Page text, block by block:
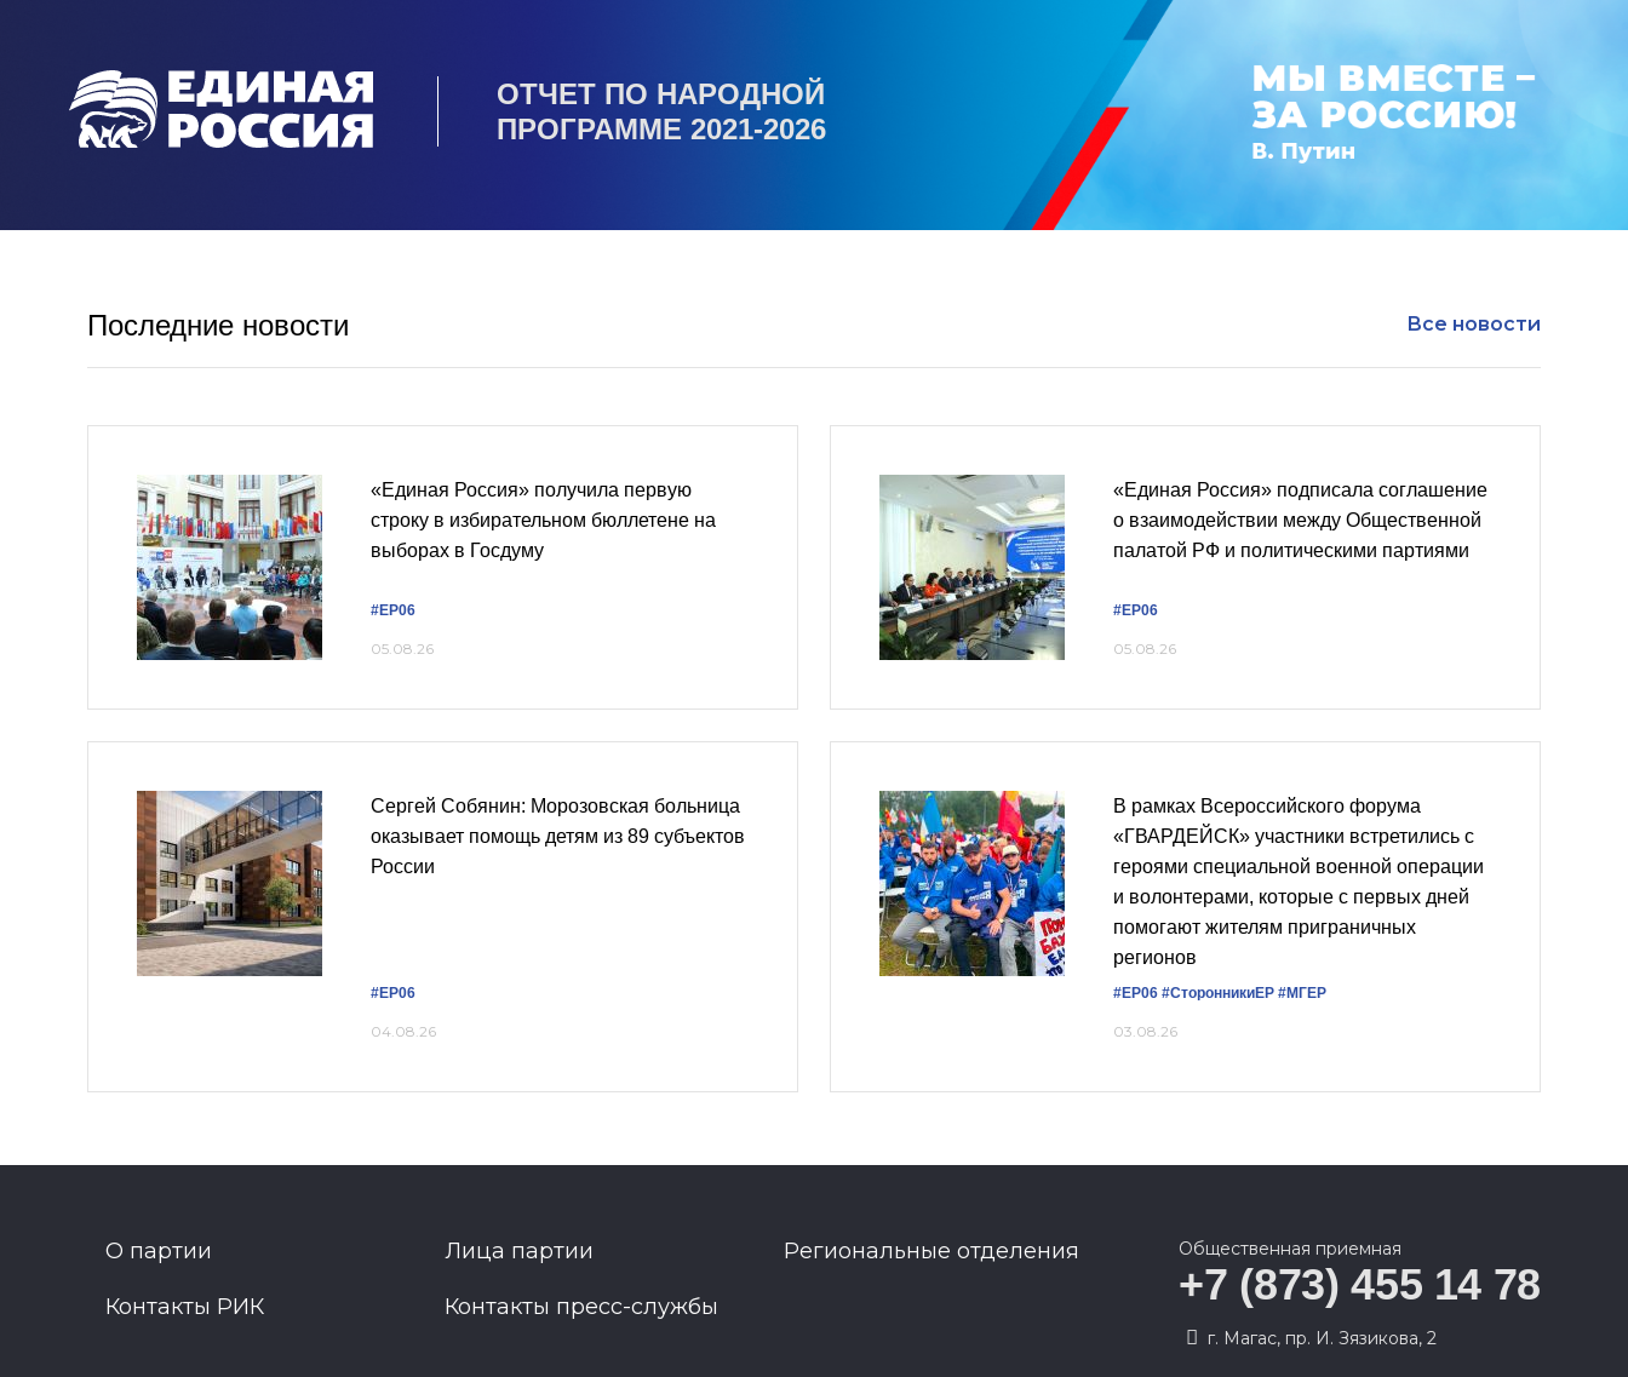
ОТЧЕТ ПО НАРОДНОЙ
ПРОГРАММЕ 2021-2026
Последние новости Все новости
«Единая Россия» получила первую
строку в избирательном бюллетене на
выборах в Госдуму
#ЕР06
05.08.26
«Единая Россия» подписала соглашение
о взаимодействии между Общественной
палатой РФ и политическими партиями
#ЕР06
05.08.26
Сергей Собянин: Морозовская больница
оказывает помощь детям из 89 субъектов
России
#ЕР06
04.08.26
В рамках Всероссийского форума
«ГВАРДЕЙСК» участники встретились с
героями специальной военной операции
и волонтерами, которые с первых дней
помогают жителям приграничных
регионов
#ЕР06 #СторонникиЕР #‎МГЕР‬
03.08.26
О партии Лица партии Региональные отделения
Контакты РИК Контакты пресс-службы
Общественная приемная
+7 (873) 455 14 78
г. Магас, пр. И. Зязикова, 2